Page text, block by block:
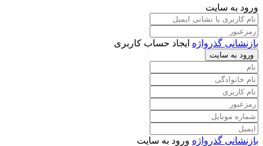
سایت
گذرواژه ایجاد حساب کاربری
سایت
گذرواژه ورود به سایت